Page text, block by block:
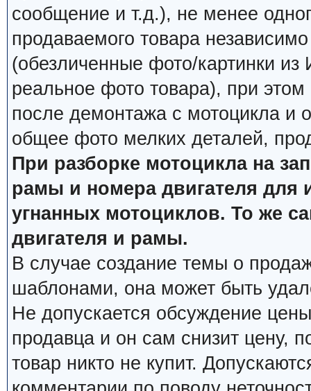
сообщение и т.д.), не менее
продаваемого товара
(обезличенные фото/картинки из
реальное фото товара), при
после демонтажа с мотоцикла и
общее фото мелких деталей,
При разборке мотоцикла на
рамы и номера двигателя для
угнанных мотоциклов. То же
двигателя и рамы.
В случае создание темы о
шаблонами, она может быть
Не допускается обсуждение
продавца и он сам снизит цену,
товар никто не купит.